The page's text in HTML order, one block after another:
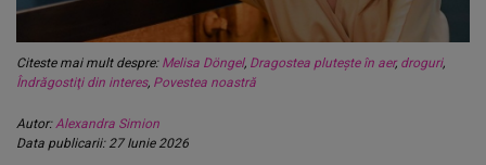
Citeste mai mult despre: Melisa Döngel, Dragostea plutește în aer, droguri,
Îndrăgostiţi din interes, Povestea noastră
Autor:Alexandra Simion
Data publicarii: 27 Iunie 2026